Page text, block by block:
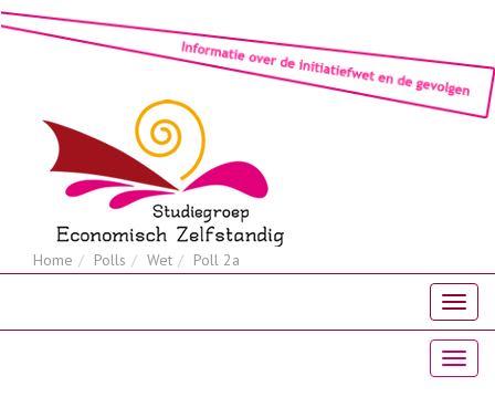
Home Polls Wet Poll 2a